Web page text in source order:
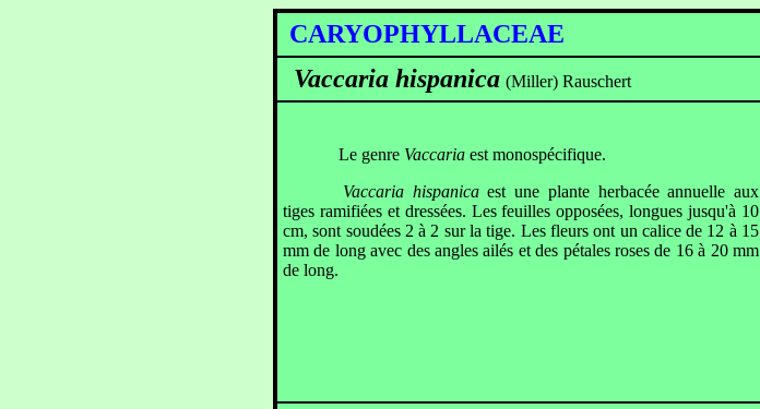
CARYOPHYLLACEAE
Vaccaria hispanica (Miller) Rauschert
Le genre Vaccaria est monospécifique.
Vaccaria hispanica est une plante herbacée annuelle aux
tiges ramifiées et dressées. Les feuilles opposées, longues jusqu'à 10
cm, sont soudées 2 à 2 sur la tige. Les fleurs ont un calice de 12 à 15
mm de long avec des angles ailés et des pétales roses de 16 à 20 mm
de long.